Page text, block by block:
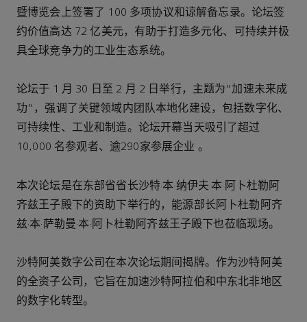
暨博览会上签署了 100 多项协议和谅解备忘录。论坛签
约价值高达 72 亿美元，有助于打造多元化、可持续并极
具全球竞争力的工业生态系统。
论坛于 1 月 30 日至 2 月 2 日举行，主题为“加速未来成
功“，强调了关键领域内团队本地化建设，包括数字化、
可持续性、工业和制造。论坛开幕当天吸引了超过
10,000 名参观者、逾290家参展企业 。
本次论坛是在东部省省长沙特·本·纳伊夫·本·阿卜杜勒阿
齐兹王子殿下的资助下举行的，能源部长阿卜杜勒阿齐
兹·本·萨勒曼·本·阿卜杜勒阿齐兹王子殿下也莅临现场。
沙特阿美数字公司在本次论坛期间揭牌。作为沙特阿美
的全资子公司，它旨在加速沙特阿拉伯和中东北非地区
的数字化转型。